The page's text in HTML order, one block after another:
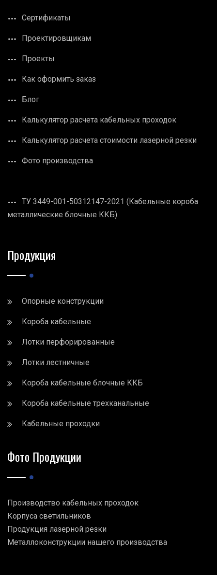
Сертификаты
Проектировщикам
Проекты
Как оформить заказ
Блог
Калькулятор расчета кабельных проходок
Калькулятор расчета стоимости лазерной резки
Фото производства
ТУ 3449-001-50312147-2021 (Кабельные короба
металлические блочные ККБ)
Продукция
Опорные конструкции
Короба кабельные
Лотки перфорированные
Лотки лестничные
Короба кабельные блочные ККБ
Короба кабельные трехканальные
Кабельные проходки
Фото Продукции
Производство кабельных проходок
Корпуса светильников
Продукция лазерной резки
Металлоконструкции нашего производства